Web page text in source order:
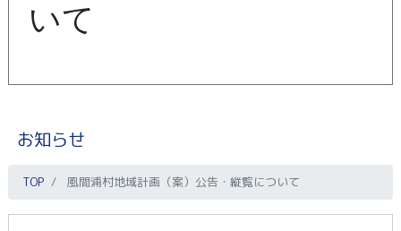
いて
お知らせ
TOP 風間浦村地域計画（案）公告・縦覧について